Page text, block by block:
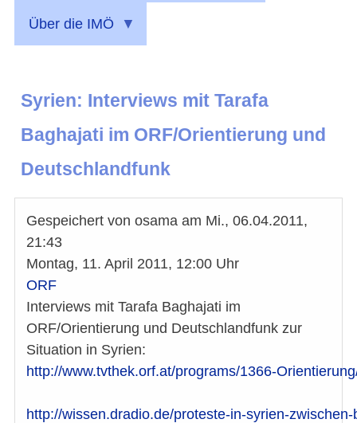
Über die IMÖ
Syrien: Interviews mit Tarafa
Baghajati im ORF/Orientierung und
Deutschlandfunk
Gespeichert von osama am Mi., 06.04.2011,
21:43
Montag, 11. April 2011, 12:00 Uhr
ORF
Interviews mit Tarafa Baghajati im
ORF/Orientierung und Deutschlandfunk zur
Situation in Syrien:
http://www.tvthek.orf.at/programs/1366-
http://wissen.dradio.de/proteste-in-syrien-